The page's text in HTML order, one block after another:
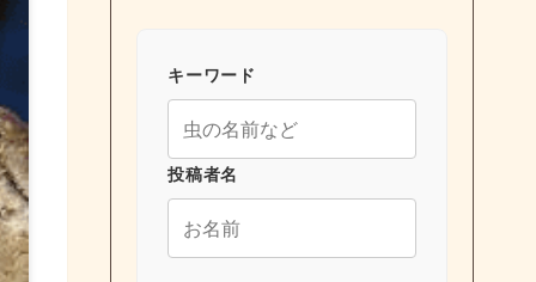
キーワード
投稿者名